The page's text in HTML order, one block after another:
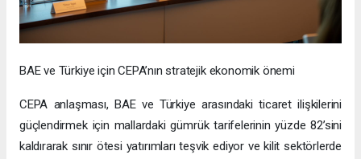
BAE ve Türkiye için CEPA’nın stratejik ekonomik önemi
CEPA anlaşması, BAE ve Türkiye arasındaki ticaret ilişkilerini
güçlendirmek için mallardaki gümrük tarifelerinin yüzde 82’sini
kaldırarak sınır ötesi yatırımları teşvik ediyor ve kilit sektörlerde